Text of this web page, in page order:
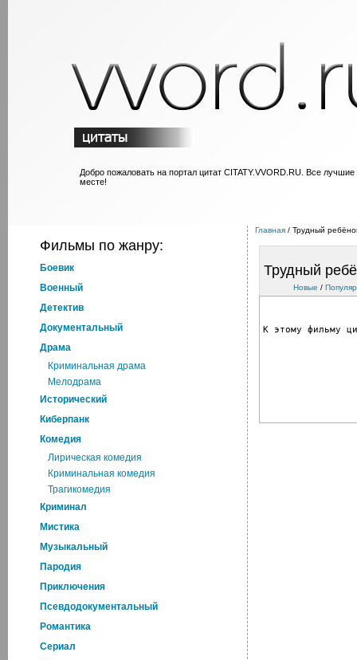
Добро пожаловать на портал цитат CITATY.VVORD.RU. Все
месте!
Фильмы по жанру:
Боевик
Военный
Детектив
Документальный
Драма
Криминальная драма
Мелодрама
Исторический
Киберпанк
Комедия
Лирическая комедия
Криминальная комедия
Трагикомедия
Криминал
Мистика
Музыкальный
Пародия
Приключения
Псевдодокументальный
Романтика
Cериал
Главная / Трудный
Трудный
Новые /
К этому фильму